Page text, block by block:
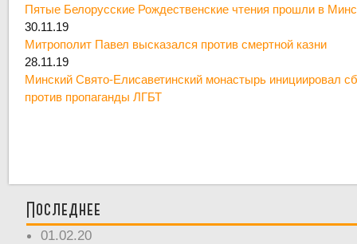
Пятые Белорусские Рождественские чтения прошли в
30.11.19
Митрополит Павел высказался против смертной казни
28.11.19
Минский Свято-Елисаветинский монастырь инициировал
против пропаганды ЛГБТ
Последнее
01.02.20